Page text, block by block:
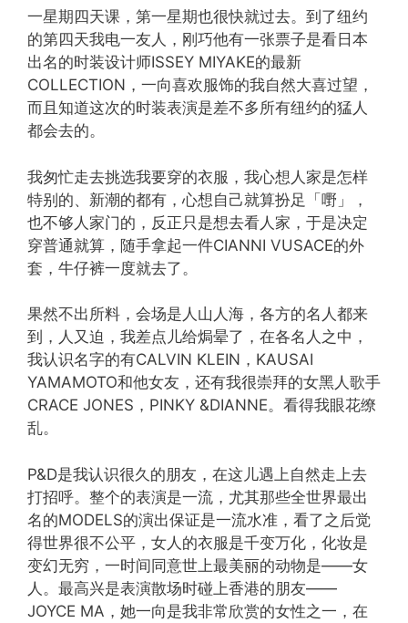
一星期四天课，第一星期也很快就过去。到了纽约
的第四天我电一友人，刚巧他有一张票子是看日本
出名的时装设计师ISSEY MIYAKE的最新
COLLECTION，一向喜欢服饰的我自然大喜过望，
而且知道这次的时装表演是差不多所有纽约的猛人
都会去的。
我匆忙走去挑选我要穿的衣服，我心想人家是怎样
特别的、新潮的都有，心想自己就算扮足「嘢」，
也不够人家门的，反正只是想去看人家，于是决定
穿普通就算，随手拿起一件CIANNI VUSACE的外
套，牛仔裤一度就去了。
果然不出所料，会场是人山人海，各方的名人都来
到，人又迫，我差点儿给焗晕了，在各名人之中，
我认识名字的有CALVIN KLEIN，KAUSAI
YAMAMOTO和他女友，还有我很崇拜的女黑人歌手
CRACE JONES，PINKY &DIANNE。看得我眼花缭
乱。
P&D是我认识很久的朋友，在这儿遇上自然走上去
打招呼。整个的表演是一流，尤其那些全世界最出
名的MODELS的演出保证是一流水准，看了之后觉
得世界很不公平，女人的衣服是千变万化，化妆是
变幻无穷，一时间同意世上最美丽的动物是——女
人。最高兴是表演散场时碰上香港的朋友——
JOYCE MA，她一向是我非常欣赏的女性之一，在